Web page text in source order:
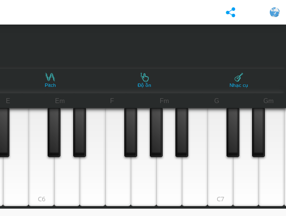
Pitch Độ ồn Nhạc cụ
E Em F Fm G Gm
C6 C7